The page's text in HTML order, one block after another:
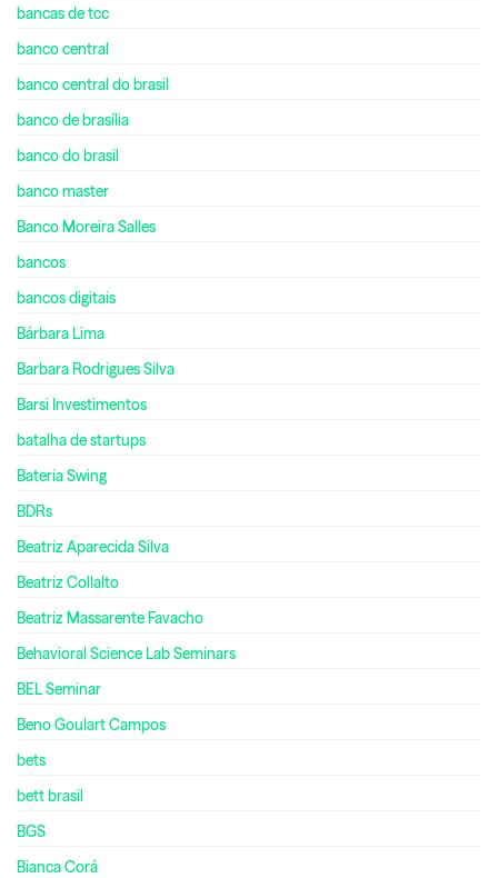
bancas de tcc
banco central
banco central do brasil
banco de brasília
banco do brasil
banco master
Banco Moreira Salles
bancos
bancos digitais
Bárbara Lima
Barbara Rodrigues Silva
Barsi Investimentos
batalha de startups
Bateria Swing
BDRs
Beatriz Aparecida Silva
Beatriz Collalto
Beatriz Massarente Favacho
Behavioral Science Lab Seminars
BEL Seminar
Beno Goulart Campos
bets
bett brasil
BGS
Bianca Corá